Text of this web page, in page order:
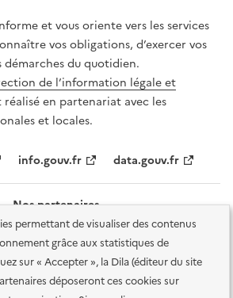
permettant de visualiser des contenus
grâce aux statistiques de
sur « Accepter », la Dila (éditeur du site
déposeront ces cookies sur
et vous oriente vers les services
vos obligations, d’exercer vos
du quotidien.
de l’information légale et
réalisé en partenariat avec les
et locales.
info.gouv.fr data.gouv.fr
Nos partenaires